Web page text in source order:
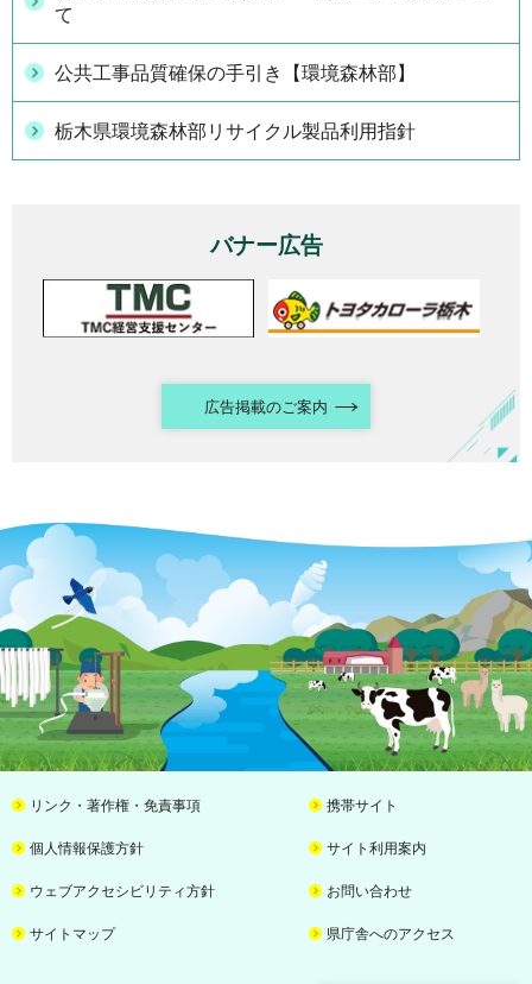
て
公共工事品質確保の手引き【環境森林部】
栃木県環境森林部リサイクル製品利用指針
バナー広告
広告掲載のご案内
リンク・著作権・免責事項 携帯サイト
個人情報保護方針 サイト利用案内
ウェブアクセシビリティ方針 お問い合わせ
サイトマップ 県庁舎へのアクセス